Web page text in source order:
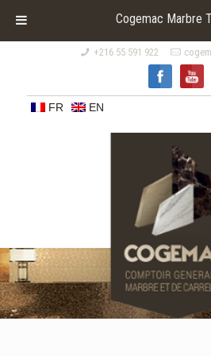
+216 55 591 922
FR EN
Cogemac Marbre